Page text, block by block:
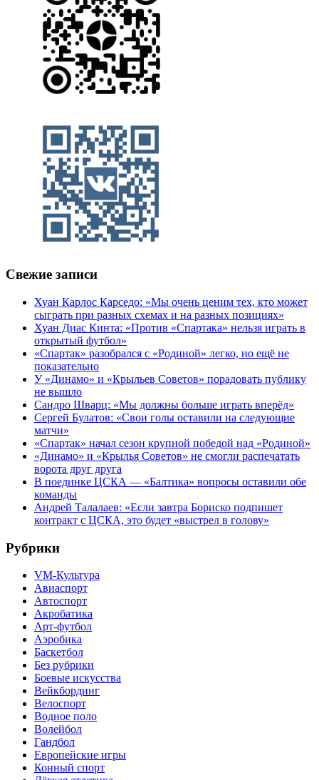
Свежие записи
Хуан Карлос Карседо: «Мы очень ценим тех, кто может
сыграть при разных схемах и на разных позициях»
Хуан Диас Кинта: «Против «Спартака» нельзя играть в
открытый футбол»
«Спартак» разобрался с «Родиной» легко, но ещё не
показательно
У «Динамо» и «Крыльев Советов» порадовать публику
не вышло
Сандро Шварц: «Мы должны больше играть вперёд»
Сергей Булатов: «Свои голы оставили на следующие
матчи»
«Спартак» начал сезон крупной победой над «Родиной»
«Динамо» и «Крылья Советов» не смогли распечатать
ворота друг друга
В поединке ЦСКА — «Балтика» вопросы оставили обе
команды
Андрей Талалаев: «Если завтра Бориско подпишет
контракт с ЦСКА, это будет «выстрел в голову»
Рубрики
VM-Культура
Авиаспорт
Автоспорт
Акробатика
Арт-футбол
Аэробика
Баскетбол
Без рубрики
Боевые искусства
Вейкбординг
Велоспорт
Водное поло
Волейбол
Гандбол
Европейские игры
Конный спорт